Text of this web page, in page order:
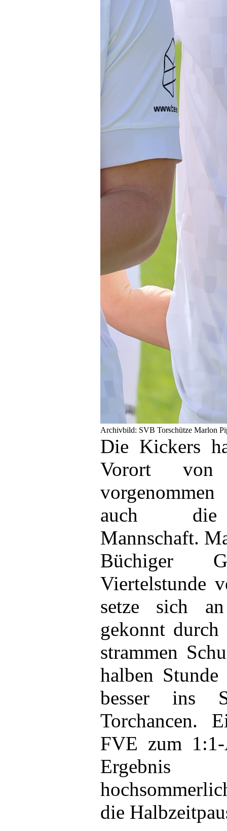
Archivbild: SVB Torschütze Marlon
Die Kickers
Vorort
auch die
Mannschaft.
Büchiger
Viertelstunde
setze sich
gekonnt
strammen
halben
besser ins
Torchancen.
FVE zum
die